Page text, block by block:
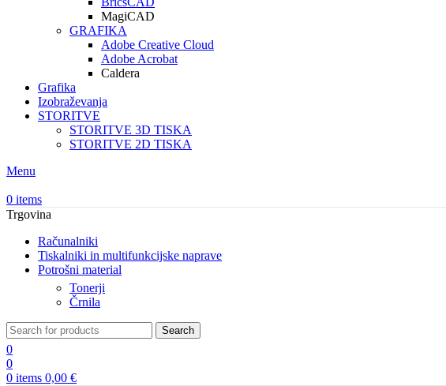
MagiCAD
GRAFIKA
Adobe Creative Cloud
Adobe Acrobat
Caldera
Grafika
Izobraževanja
STORITVE
STORITVE 3D TISKA
STORITVE 2D TISKA
Menu
0 items
Trgovina
Računalniki
Tiskalniki in multifunkcijske naprave
Potrošni material
Tonerji
Črnila
Search
0
0
0 items 0,00 €